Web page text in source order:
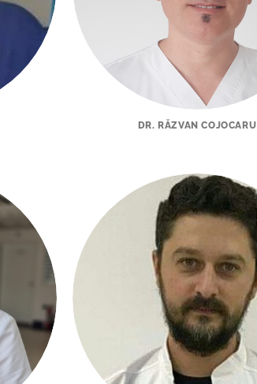
DR. RĂZVAN COJOCARU